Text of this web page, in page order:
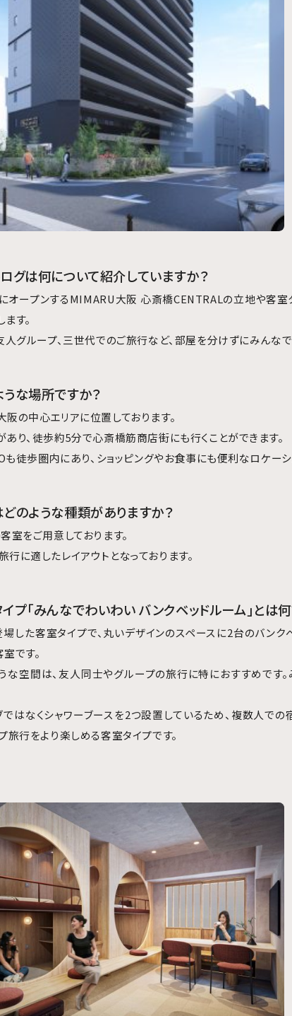
グは何について紹介していますか？
オープンするMIMARU大阪 心斎橋CENTRALの立地や客室
す。
人グループ、三世代でのご旅行など、部屋を分けずにみんな
な場所ですか？
の中心エリアに位置しております。
り、徒歩約5分で心斎橋筋商店街にも行くことができます。
も徒歩圏内にあり、ショッピングやお食事にも便利なロケーシ
のような種類がありますか？
室をご用意しております。
に適したレイアウトとなっております。
プ「みんなでわいわい バンクベッドルーム」とは
した客室タイプで、丸いデザインのスペースに2台のバンク
です。
な空間は、友人同士やグループの旅行に特におすすめです
ではなくシャワーブースを2つ設置しているため、複数人での
旅行をより楽しめる客室タイプです。